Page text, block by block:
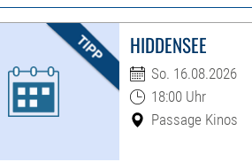
HIDDENSEE
So. 16.08.2026
18:00 Uhr
Passage Kinos